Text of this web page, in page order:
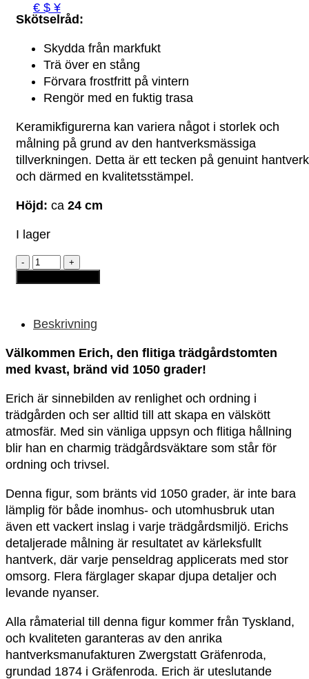
€ $ ¥
Skötselråd:
Skydda från markfukt
Trä över en stång
Förvara frostfritt på vintern
Rengör med en fuktig trasa
Keramikfigurerna kan variera något i storlek och
målning på grund av den hantverksmässiga
tillverkningen. Detta är ett tecken på genuint hantverk
och därmed en kvalitetsstämpel.
Höjd: ca 24 cm
I lager
Trädgårdstomte
-
Erich
(rödbrun)
Beskrivning
Välkommen Erich, den flitiga trädgårdstomten
med kvast, bränd vid 1050 grader!
Erich är sinnebilden av renlighet och ordning i
trädgården och ser alltid till att skapa en välskött
atmosfär. Med sin vänliga uppsyn och flitiga hållning
blir han en charmig trädgårdsväktare som står för
ordning och trivsel.
Denna figur, som bränts vid 1050 grader, är inte bara
lämplig för både inomhus- och utomhusbruk utan
även ett vackert inslag i varje trädgårdsmiljö. Erichs
detaljerade målning är resultatet av kärleksfullt
hantverk, där varje penseldrag applicerats med stor
omsorg. Flera färglager skapar djupa detaljer och
levande nyanser.
Alla råmaterial till denna figur kommer från Tyskland,
och kvaliteten garanteras av den anrika
hantverksmanufakturen Zwergstatt Gräfenroda,
grundad 1874 i Gräfenroda. Erich är uteslutande